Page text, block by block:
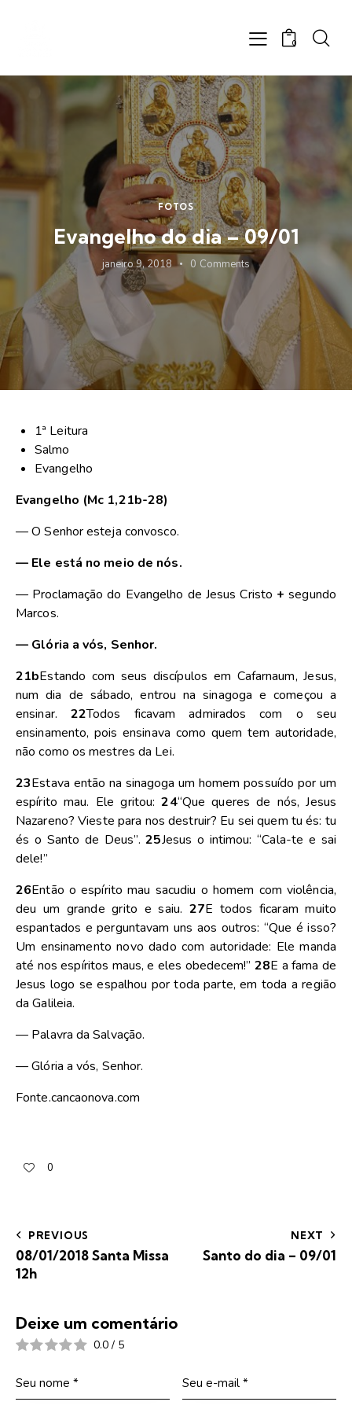
0
FOTOS
Evangelho do dia – 09/01
janeiro 9, 2018 0 Comments
1ª Leitura
Salmo
Evangelho
Evangelho (Mc 1,21b-28)
— O Senhor esteja convosco.
— Ele está no meio de nós.
— Proclamação do Evangelho de Jesus Cristo + segundo
Marcos.
— Glória a vós, Senhor.
21bEstando com seus discípulos em Cafarnaum, Jesus,
num dia de sábado, entrou na sinagoga e começou a
ensinar. 22Todos ficavam admirados com o seu
ensinamento, pois ensinava como quem tem autoridade,
não como os mestres da Lei.
23Estava então na sinagoga um homem possuído por um
espírito mau. Ele gritou:24“Que queres de nós, Jesus
Nazareno? Vieste para nos destruir? Eu sei quem tu és: tu
és o Santo de Deus”.25Jesus o intimou: “Cala-te e sai
dele!”
26Então o espírito mau sacudiu o homem com violência,
deu um grande grito e saiu. 27E todos ficaram muito
espantados e perguntavam uns aos outros: “Que é isso?
Um ensinamento novo dado com autoridade: Ele manda
até nos espíritos maus, e eles obedecem!” 28E a fama de
Jesus logo se espalhou por toda parte, em toda a região
da Galileia.
— Palavra da Salvação.
— Glória a vós, Senhor.
Fonte.cancaonova.com
0
PREVIOUS
08/01/2018 Santa Missa
12h
NEXT
Santo do dia – 09/01
Deixe um comentário
0.0 / 5